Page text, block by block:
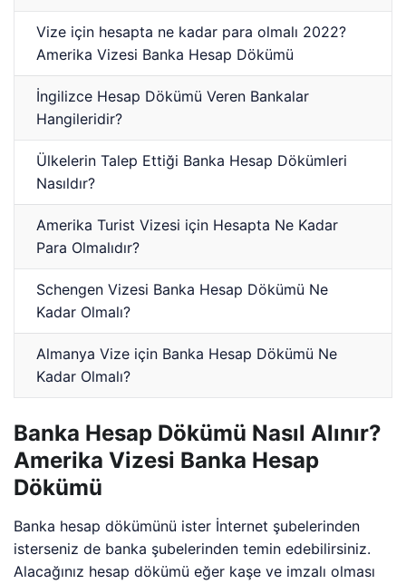
Vize için hesapta ne kadar para olmalı 2022?
Amerika Vizesi Banka Hesap Dökümü
İngilizce Hesap Dökümü Veren Bankalar
Hangileridir?
Ülkelerin Talep Ettiği Banka Hesap Dökümleri
Nasıldır?
Amerika Turist Vizesi için Hesapta Ne Kadar
Para Olmalıdır?
Schengen Vizesi Banka Hesap Dökümü Ne
Kadar Olmalı?
Almanya Vize için Banka Hesap Dökümü Ne
Kadar Olmalı?
Banka Hesap Dökümü Nasıl Alınır?
Amerika Vizesi Banka Hesap
Dökümü
Banka hesap dökümünü ister İnternet şubelerinden
isterseniz de banka şubelerinden temin edebilirsiniz.
Alacağınız hesap dökümü eğer kaşe ve imzalı olması